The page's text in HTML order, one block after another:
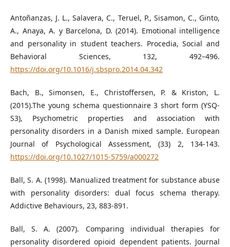
Antoñanzas, J. L., Salavera, C., Teruel, P., Sisamon, C., Ginto,
A., Anaya, A. y Barcelona, D. (2014). Emotional intelligence
and personality in student teachers. Procedia, Social and
Behavioral Sciences, 132, 492–496.
https://doi.org/10.1016/j.sbspro.2014.04.342
Bach, B., Simonsen, E., Christoffersen, P. & Kriston, L.
(2015).The young schema questionnaire 3 short form (YSQ-
S3), Psychometric properties and association with
personality disorders in a Danish mixed sample. European
Journal of Psychological Assessment, (33) 2, 134-143.
https://doi.org/10.1027/1015-5759/a000272
Ball, S. A. (1998). Manualized treatment for substance abuse
with personality disorders: dual focus schema therapy.
Addictive Behaviours, 23, 883-891.
Ball, S. A. (2007). Comparing individual therapies for
personality disordered opioid dependent patients. Journal